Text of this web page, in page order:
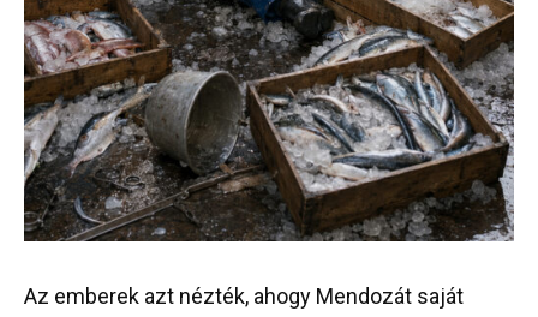
Az emberek azt nézték, ahogy Mendozát saját